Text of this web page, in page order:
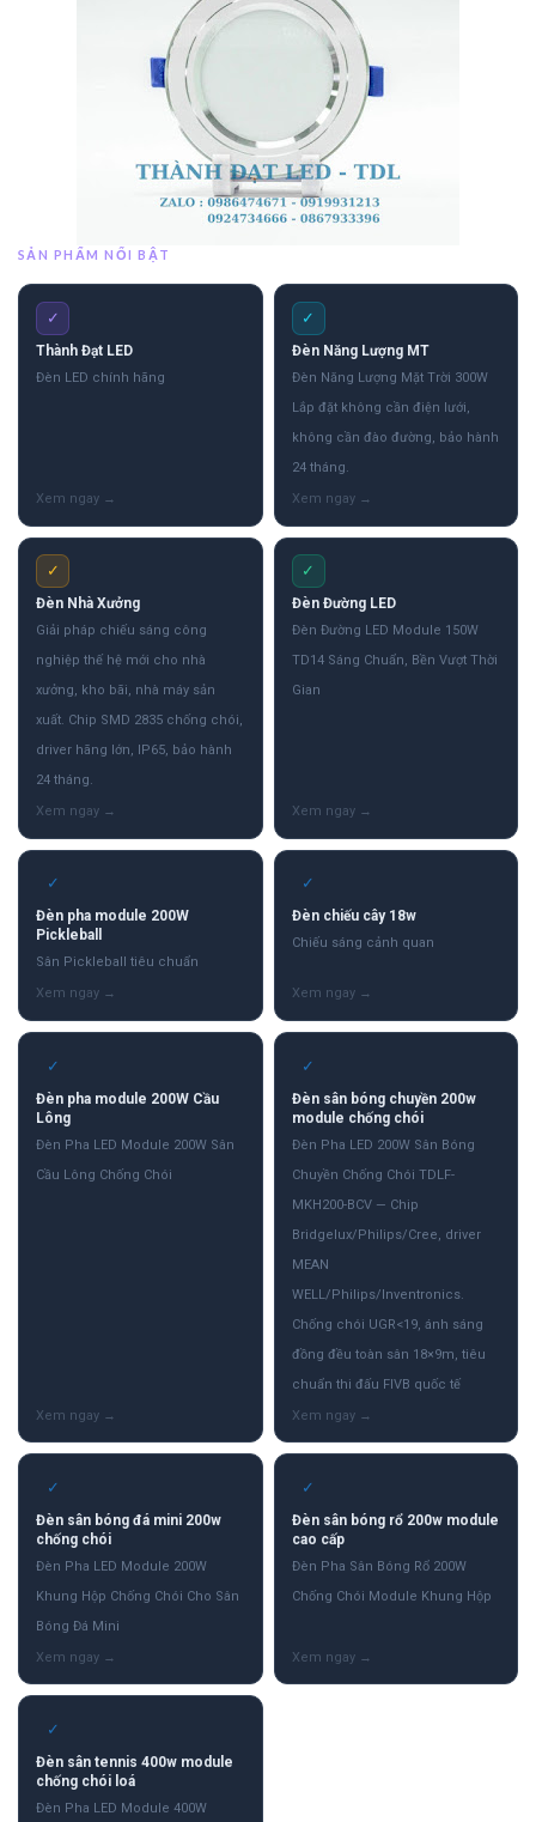
SẢN PHẨM NỔI BẬT
✓
Thành Đạt LED
Đèn LED chính hãng
✓
Đèn Năng Lượng MT
Đèn Năng Lượng Mặt Trời 300W
Lắp đặt không cần điện lưới,
không cần đào đường, bảo hành
24 tháng.
✓
Đèn Nhà Xưởng
Giải pháp chiếu sáng công
nghiệp thế hệ mới cho nhà
xưởng, kho bãi, nhà máy sản
xuất. Chip SMD 2835 chống chói,
driver hãng lớn, IP65, bảo hành
24 tháng.
✓
Đèn Đường LED
Đèn Đường LED Module 150W
TD14 Sáng Chuẩn, Bền Vượt Thời
Gian
✓
Đèn pha module 200W
Pickleball
Sân Pickleball tiêu chuẩn
✓
Đèn chiếu cây 18w
Chiếu sáng cảnh quan
✓
Đèn pha module 200W Cầu
Lông
Đèn Pha LED Module 200W Sân
Cầu Lông Chống Chói
✓
Đèn sân bóng chuyền 200w
module chống chói
Đèn Pha LED 200W Sân Bóng
Chuyền Chống Chói TDLF-
MKH200-BCV — Chip
Bridgelux/Philips/Cree, driver
MEAN
WELL/Philips/Inventronics.
Chống chói UGR<19, ánh sáng
đồng đều toàn sân 18×9m, tiêu
chuẩn thi đấu FIVB quốc tế
✓
Đèn sân bóng đá mini 200w
chống chói
Đèn Pha LED Module 200W
Khung Hộp Chống Chói Cho Sân
Bóng Đá Mini
✓
Đèn sân bóng rổ 200w module
cao cấp
Đèn Pha Sân Bóng Rổ 200W
Chống Chói Module Khung Hộp
✓
Đèn sân tennis 400w module
chống chói loá
Đèn Pha LED Module 400W